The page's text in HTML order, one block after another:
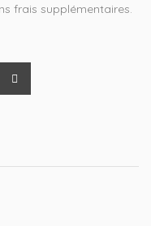
frais supplémentaires.